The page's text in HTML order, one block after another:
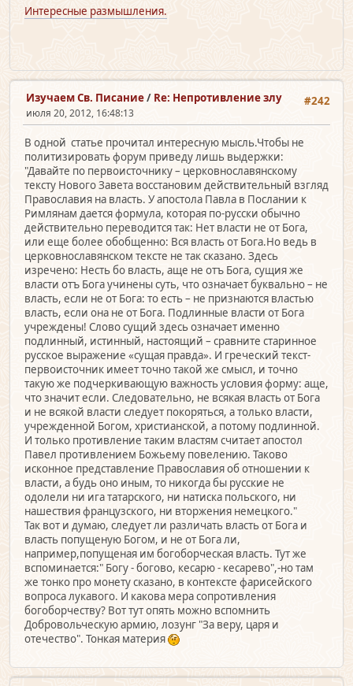
Интересные размышления.
#242
Изучаем Св. Писание/ Re: Непротивление злу
июля 20, 2012, 16:48:13
В одной статье прочитал интересную мысль.Чтобы не
политизировать форум приведу лишь выдержки:
"Давайте по первоисточнику – церковнославянскому
тексту Нового Завета восстановим действительный взгляд
Православия на власть. У апостола Павла в Послании к
Римлянам дается формула, которая по-русски обычно
действительно переводится так: Нет власти не от Бога,
или еще более обобщенно: Вся власть от Бога.Но ведь в
церковнославянском тексте не так сказано. Здесь
изречено: Несть бо власть, аще не отъ Бога, сущия же
власти отъ Бога учинены суть, что означает буквально – не
власть, если не от Бога: то есть – не признаются властью
власть, если она не от Бога. Подлинные власти от Бога
учреждены! Слово сущий здесь означает именно
подлинный, истинный, настоящий – сравните старинное
русское выражение «сущая правда». И греческий текст-
первоисточник имеет точно такой же смысл, и точно
такую же подчеркивающую важность условия форму: аще,
что значит если. Cледовательно, не всякая власть от Бога
и не всякой власти следует покоряться, а только власти,
учрежденной Богом, христианской, а потому подлинной.
И только противление таким властям считает апостол
Павел противлением Божьему повелению. Таково
исконное представление Православия об отношении к
власти, а будь оно иным, то никогда бы русские не
одолели ни ига татарского, ни натиска польского, ни
нашествия французского, ни вторжения немецкого."
Так вот и думаю, следует ли различать власть от Бога и
власть попущеную Богом, и не от Бога ли,
например,попущеная им богоборческая власть. Тут же
вспоминается:" Богу - богово, кесарю - кесарево",-но там
же тонко про монету сказано, в контексте фарисейского
вопроса лукавого. И какова мера сопротивления
богоборчеству? Вот тут опять можно вспомнить
Добровольческую армию, лозунг "За веру, царя и
отечество". Тонкая материя